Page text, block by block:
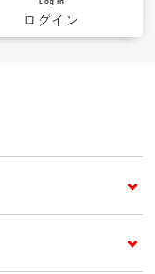
ログイン